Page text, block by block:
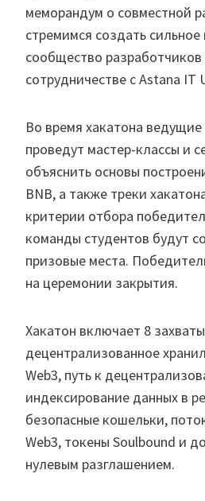
меморандум о совместной
стремимся создать
сообщество разработчиков
сотрудничестве с Astana IT
Во время хакатона
проведут мастер-классы и
объяснить основы
BNB, а также треки
критерии отбора
команды студентов будут
призовые места.
на церемонии закрытия.
Хакатон включает 8
децентрализованное
Web3, путь к
индексирование данных в
безопасные кошельки,
Web3, токены Soulbound и
нулевым разглашением.